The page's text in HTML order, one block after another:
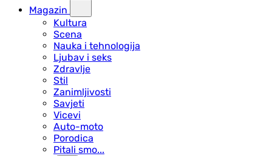
Magazin
Kultura
Scena
Nauka i tehnologija
Ljubav i seks
Zdravlje
Stil
Zanimljivosti
Savjeti
Vicevi
Auto-moto
Porodica
Pitali smo...